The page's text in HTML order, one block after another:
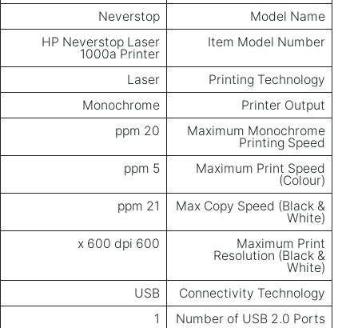
Model Name
Neverstop
Item Model Number
HP Neverstop Laser
1000a Printer
Printing Technology
Laser
Printer Output
Monochrome
Maximum Monochrome
Printing Speed
20 ppm
Maximum Print Speed
(Colour)
5 ppm
Max Copy Speed (Black &
White)
21 ppm
Maximum Print
Resolution (Black &
White)
600 x 600 dpi
Connectivity Technology
USB
Number of USB 2.0 Ports
1